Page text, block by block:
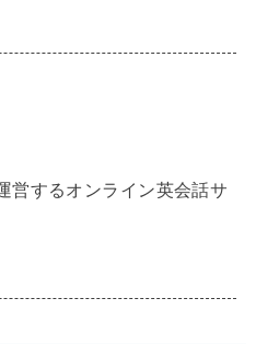
営するオンライン英会話サ